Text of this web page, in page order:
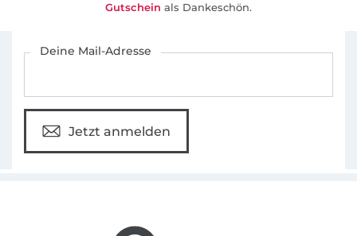
Gutschein als Dankeschön.
Deine Mail-Adresse
Jetzt anmelden